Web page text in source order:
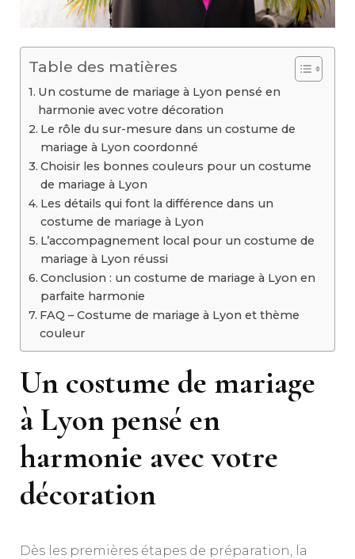
Table des matières
Un costume de mariage à Lyon pensé en
harmonie avec votre décoration
Le rôle du sur-mesure dans un costume de
mariage à Lyon coordonné
Choisir les bonnes couleurs pour un costume
de mariage à Lyon
Les détails qui font la différence dans un
costume de mariage à Lyon
L’accompagnement local pour un costume de
mariage à Lyon réussi
Conclusion : un costume de mariage à Lyon en
parfaite harmonie
FAQ – Costume de mariage à Lyon et thème
couleur
Un costume de mariage
à Lyon pensé en
harmonie avec votre
décoration
Dès les premières étapes de préparation, la